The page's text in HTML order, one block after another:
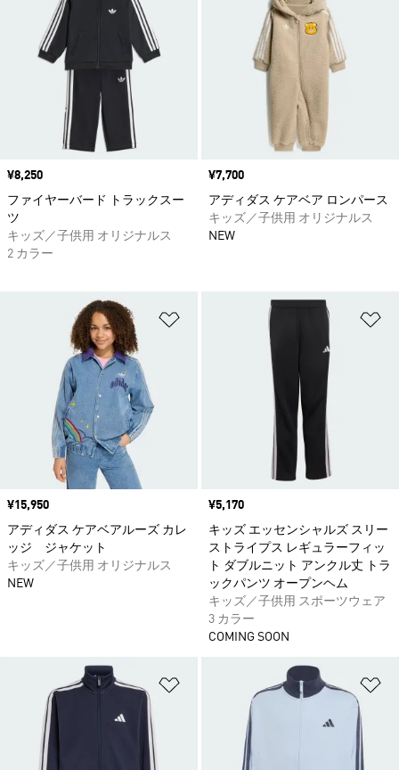
価格
¥8,250
ファイヤーバード トラックスー
ツ
キッズ／子供用 オリジナルス
2 カラー
価格
¥7,700
アディダス ケアベア ロンパース
キッズ／子供用 オリジナルス
NEW
ほしいものリストに追加
価格
¥15,950
アディダス ケアベアルーズ カレ
ッジ ジャケット
キッズ／子供用 オリジナルス
NEW
価格
¥5,170
キッズ エッセンシャルズ スリー
ストライプス レギュラーフィッ
ト ダブルニット アンクル丈 トラ
ックパンツ オープンヘム
キッズ／子供用 スポーツウェア
3 カラー
COMING SOON
ほしいものリストに追加